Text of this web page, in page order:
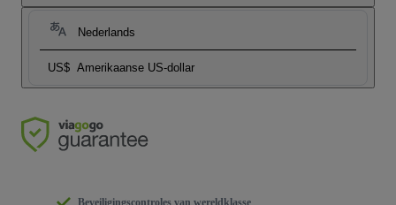
Nederlands
US$ Amerikaanse US-dollar
Beveiligingscontroles van wereldklasse